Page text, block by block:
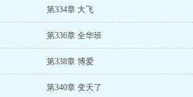
第334章 大飞
第336章 全华班
第338章 博爱
第340章 变天了